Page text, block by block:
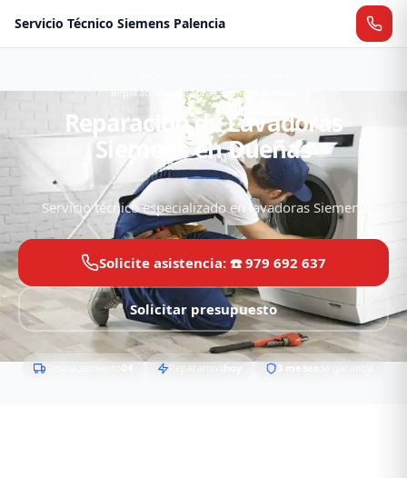
Servicio Técnico Siemens Palencia
Reparación Lavadoras Siemens Dueñas
Reparación de Lavadoras
Siemens en Dueñas
Servicio técnico especializado en lavadoras Siemens
Solicite asistencia: ☎️ 979 692 637
Solicitar presupuesto
Desplazamiento 0€ Reparamos hoy 3 mesesde garantía